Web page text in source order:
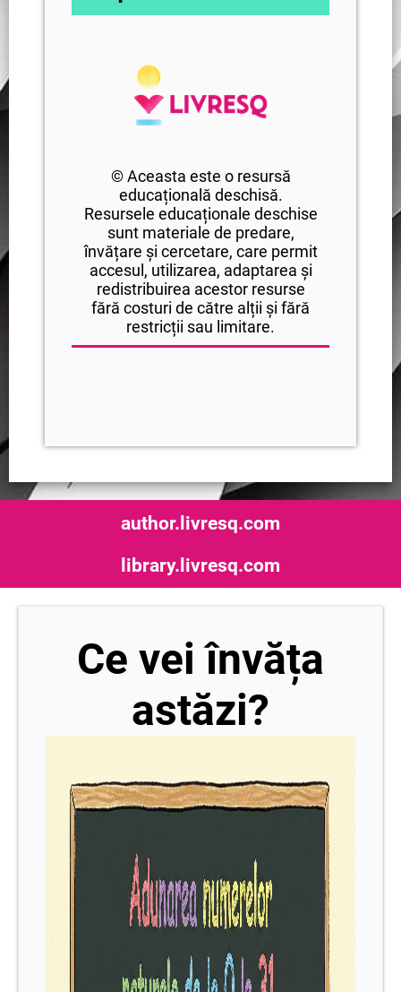
© Aceasta este o resursă
educațională deschisă.
Resursele educaționale deschise
sunt materiale de predare,
învățare și cercetare, care permit
accesul, utilizarea, adaptarea și
redistribuirea acestor resurse
fără costuri de către alții și fără
restricții sau limitare.
author.livresq.com
library.livresq.com
Ce vei învăța
astăzi?